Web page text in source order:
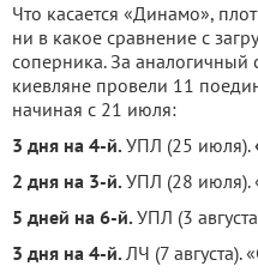
Что касается «Динамо»,
ни в какое сравнение с
соперника. За аналогичный
киевляне провели 11
начиная с 21 июля:
3 дня на 4-й. УПЛ (25 июля).
2 дня на 3-й. УПЛ (28 июля).
5 дней на 6-й. УПЛ (3
3 дня на 4-й. ЛЧ (7 августа).